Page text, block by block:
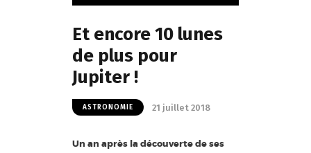
Et encore 10 lunes
de plus pour
Jupiter !
ASTRONOMIE 21 juillet 2018
Un an après la découverte de ses